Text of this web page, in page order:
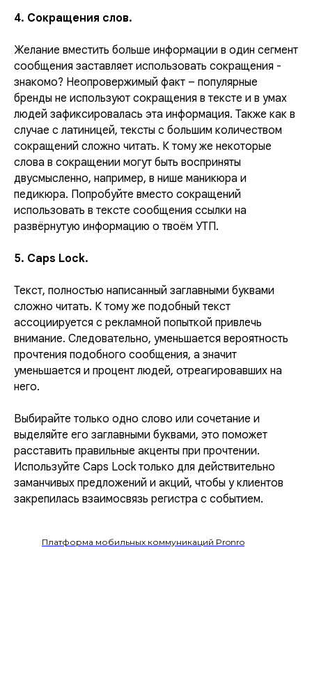
4. Сокращения слов.
Желание вместить больше информации в один сегмент
сообщения заставляет использовать сокращения -
знакомо? Неопровержимый факт – популярные
бренды не используют сокращения в тексте и в умах
людей зафиксировалась эта информация. Также как в
случае с латиницей, тексты с большим количеством
сокращений сложно читать. К тому же некоторые
слова в сокращении могут быть восприняты
двусмысленно, например, в нише маникюра и
педикюра. Попробуйте вместо сокращений
использовать в тексте сообщения ссылки на
развёрнутую информацию о твоём УТП.
5. Caps Lock.
Текст, полностью написанный заглавными буквами
сложно читать. К тому же подобный текст
ассоциируется с рекламной попыткой привлечь
внимание. Следовательно, уменьшается вероятность
прочтения подобного сообщения, а значит
уменьшается и процент людей, отреагировавших на
него.
Выбирайте только одно слово или сочетание и
выделяйте его заглавными буквами, это поможет
расставить правильные акценты при прочтении.
Используйте Caps Lock только для действительно
заманчивых предложений и акций, чтобы у клиентов
закрепилась взаимосвязь регистра с событием.
Платформа мобильных коммуникаций Pronro